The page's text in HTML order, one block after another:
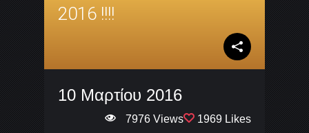
2016 !!!!
10 Μαρτίου 2016
1969 Likes
7976 Views